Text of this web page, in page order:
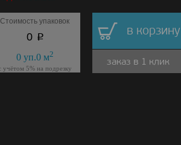
Стоимость упаковок
0 p
0уп.0м2
учётом 5% на подрезку
в корзину
заказ в 1 клик